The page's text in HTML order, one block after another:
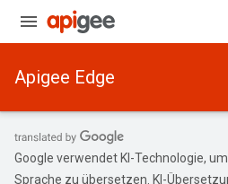
Apigee Edge
Google verwendet KI-Technologie,
Sprache zu übersetzen. KI-